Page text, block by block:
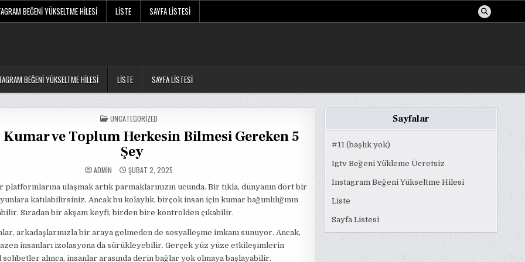
BEĞENI YÜKSELTME HILESI LISTE SAYFA LISTESI
BEĞENI YÜKSELTME HILESI LISTE SAYFA LISTESI
POSTED
IN
UNCATEGORIZED
Kumar ve Toplum Herkesin Bilmesi Gereken 5
Şey
ADMIN ŞUBAT 2, 2025
platformlarına ulaşmak artık parmaklarınızın ucunda. Bir tıkla, dünyanın dört bir
katılabilirsiniz. Ancak bu kolaylık, birçok insan için kumar bağımlılığının
Sıradan bir akşam keyfi, birden bire kontrolden çıkabilir.
arkadaşlarınızla bir araya gelmeden de sosyalleşme imkanı sunuyor. Ancak,
insanları izolasyona da sürükleyebilir. Gerçek yüz yüze etkileşimlerin
alınca, insanlar arasında derin bağlar yok olmaya başlayabilir.
Sayfalar
#11 (başlık yok)
Igtv Beğeni Yükleme Ücretsiz
Instagram Beğeni Yükseltme Hilesi
Liste
Sayfa Listesi